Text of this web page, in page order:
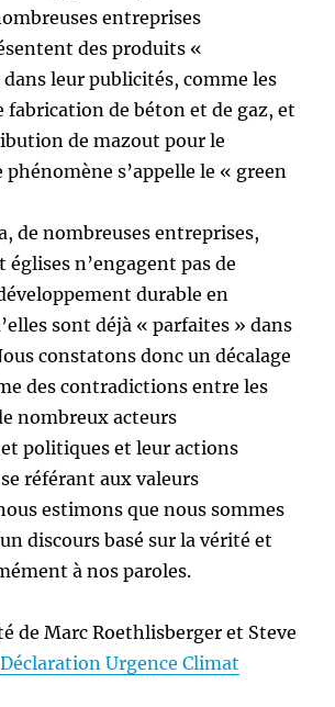
entreprises
des produits «
leur publicités, comme les
fabrication de béton et de gaz, et
de mazout pour le
phénomène s’appelle le « green
de nombreuses entreprises,
n’engagent pas de
durable en
sont déjà « parfaites » dans
constatons donc un décalage
des contradictions entre les
nombreux acteurs
politiques et leur actions
référant aux valeurs
estimons que nous sommes
discours basé sur la vérité et
à nos paroles.
de Marc Roethlisberger et Steve
Urgence Climat